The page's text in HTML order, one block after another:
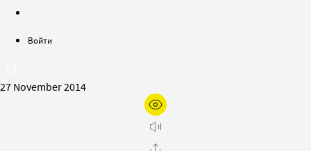
Войти
27 November 2014